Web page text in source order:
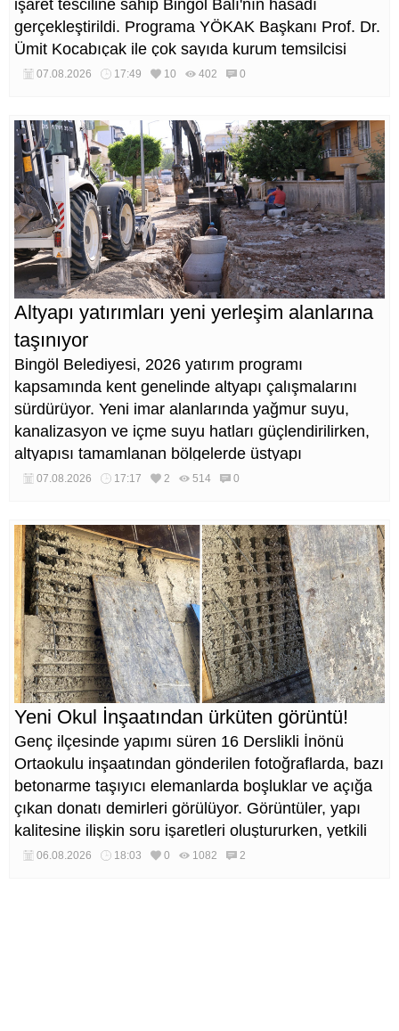
işaret tesciline sahip Bingöl Balı'nın hasadı
gerçekleştirildi. Programa YÖKAK Başkanı Prof. Dr.
Ümit Kocabıçak ile çok sayıda kurum temsilcisi
katıldı.
07.08.2026 17:49 10 402 0
Altyapı yatırımları yeni yerleşim alanlarına
taşınıyor
Bingöl Belediyesi, 2026 yatırım programı
kapsamında kent genelinde altyapı çalışmalarını
sürdürüyor. Yeni imar alanlarında yağmur suyu,
kanalizasyon ve içme suyu hatları güçlendirilirken,
altyapısı tamamlanan bölgelerde üstyapı
düzenlemeleri de eş zamanlı yürütülüyor.
07.08.2026 17:17 2 514 0
Yeni Okul İnşaatından ürküten görüntü!
Genç ilçesinde yapımı süren 16 Derslikli İnönü
Ortaokulu inşaatından gönderilen fotoğraflarda, bazı
betonarme taşıyıcı elemanlarda boşluklar ve açığa
çıkan donatı demirleri görülüyor. Görüntüler, yapı
kalitesine ilişkin soru işaretleri oluştururken, yetkili
kurumların teknik inceleme yapması çağrısı yapıldı.
06.08.2026 18:03 0 1082 2